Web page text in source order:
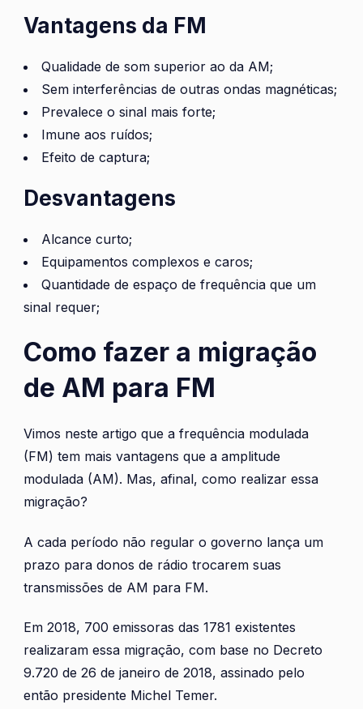
Vantagens da FM
Qualidade de som superior ao da AM;
Sem interferências de outras ondas magnéticas;
Prevalece o sinal mais forte;
Imune aos ruídos;
Efeito de captura;
Desvantagens
Alcance curto;
Equipamentos complexos e caros;
Quantidade de espaço de frequência que um
sinal requer;
Como fazer a migração
de AM para FM
Vimos neste artigo que a frequência modulada
(FM) tem mais vantagens que a amplitude
modulada (AM). Mas, afinal, como realizar essa
migração?
A cada período não regular o governo lança um
prazo para donos de rádio trocarem suas
transmissões de AM para FM.
Em 2018, 700 emissoras das 1781 existentes
realizaram essa migração, com base no Decreto
9.720 de 26 de janeiro de 2018, assinado pelo
então presidente Michel Temer.